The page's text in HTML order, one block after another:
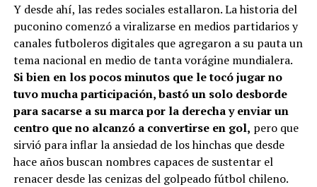
Y desde ahí, las redes sociales estallaron. La historia del
puconino comenzó a viralizarse en medios partidarios y
canales futboleros digitales que agregaron a su pauta un
tema nacional en medio de tanta vorágine mundialera.
Si bien en los pocos minutos que le tocó jugar no
tuvo mucha participación, bastó un solo desborde
para sacarse a su marca por la derecha y enviar un
centro que no alcanzó a convertirse en gol, pero que
sirvió para inflar la ansiedad de los hinchas que desde
hace años buscan nombres capaces de sustentar el
renacer desde las cenizas del golpeado fútbol chileno.